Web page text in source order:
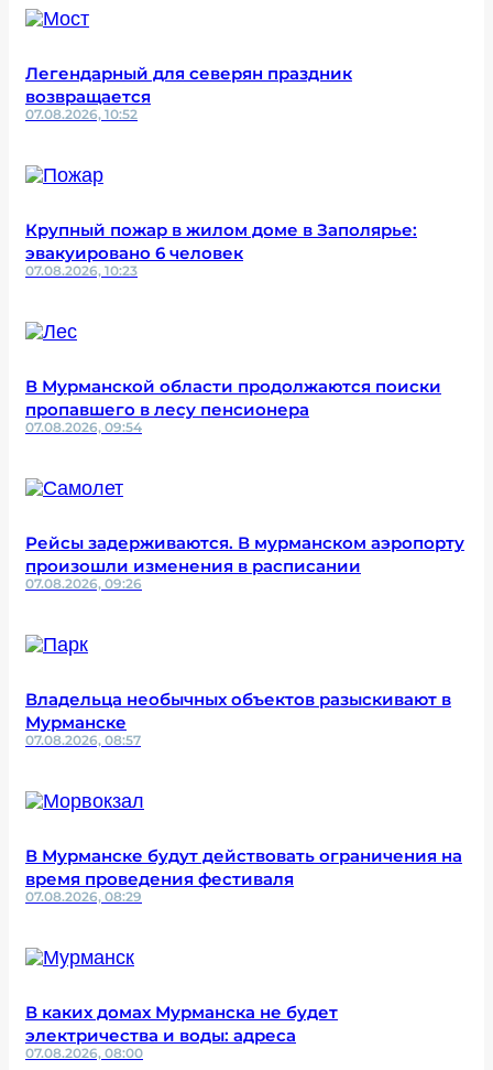
Легендарный для северян праздник
возвращается
07.08.2026, 10:52
Крупный пожар в жилом доме в Заполярье:
эвакуировано 6 человек
07.08.2026, 10:23
В Мурманской области продолжаются поиски
пропавшего в лесу пенсионера
07.08.2026, 09:54
Рейсы задерживаются. В мурманском аэропорту
произошли изменения в расписании
07.08.2026, 09:26
Владельца необычных объектов разыскивают в
Мурманске
07.08.2026, 08:57
В Мурманске будут действовать ограничения на
время проведения фестиваля
07.08.2026, 08:29
В каких домах Мурманска не будет
электричества и воды: адреса
07.08.2026, 08:00